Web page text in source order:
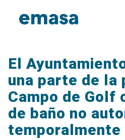
El
una parte de la
Campo de Golf
de baño no
temporalmente